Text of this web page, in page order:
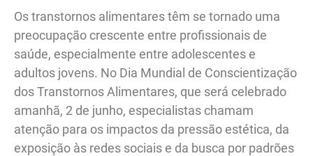
Os transtornos alimentares têm se tornado uma
preocupação crescente entre profissionais de
saúde, especialmente entre adolescentes e
adultos jovens. No Dia Mundial de Conscientização
dos Transtornos Alimentares, que será celebrado
amanhã, 2 de junho, especialistas chamam
atenção para os impactos da pressão estética, da
exposição às redes sociais e da busca por padrões